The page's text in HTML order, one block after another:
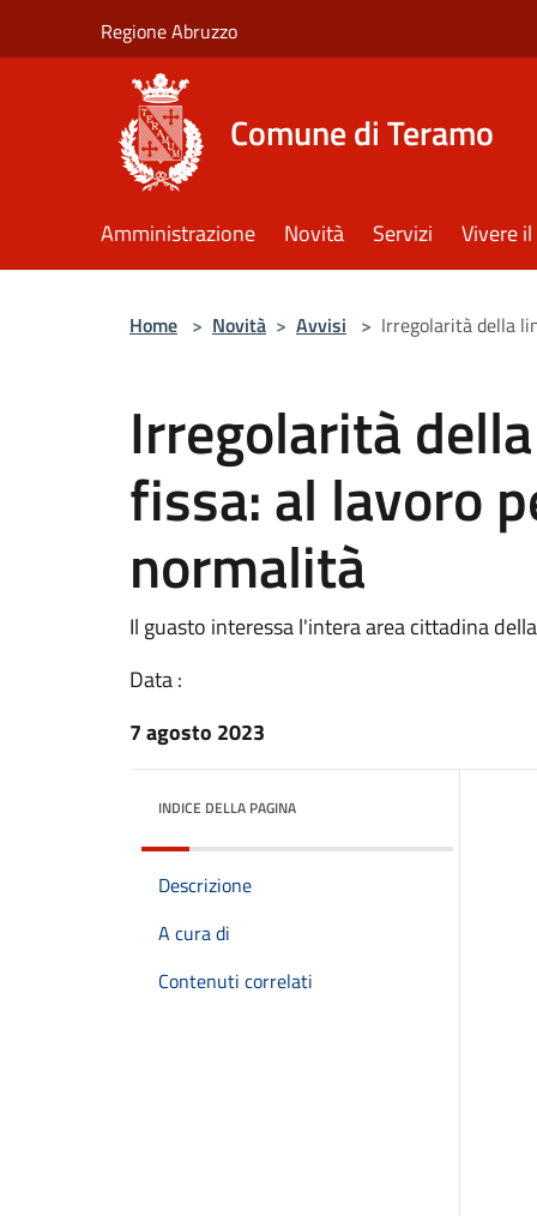
Regione Abruzzo
Comune di Teramo
Amministrazione Novità Servizi Vivere
Home > Novità > Avvisi > Irregolarità della
Irregolarità
fissa: al lavoro
normalità
Il guasto interessa l'intera area cittadina
Data :
7 agosto 2023
INDICE DELLA PAGINA
Descrizione
A cura di
Contenuti correlati